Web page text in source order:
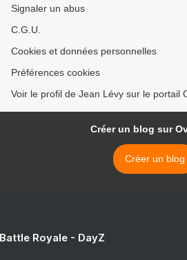
Signaler un abus
C.G.U.
Cookies et données personnelles
Préférences cookies
Voir le profil de Jean Lévy sur le portail
Créer un blog sur
Créer un blog
Royale - DayZ